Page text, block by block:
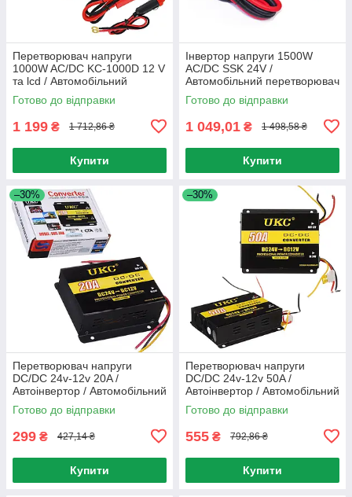
Перетворювач напруги
1000W AC/DC KC-1000D 12 V
та lcd / Автомобільний
інвертор
Готово до відправки
1 199 ₴ 1 712,86 ₴
Купити
Інвертор напруги 1500W
AC/DC SSK 24V /
Автомобільний перетворювач
/ Перетворювач напруги
Готово до відправки
1 049,01 ₴ 1 498,58 ₴
Купити
–30%
Перетворювач напруги
DC/DC 24v-12v 20A /
Автоінвертор / Автомобільний
інвертор
Готово до відправки
299 ₴ 427,14 ₴
Купити
–30%
Перетворювач напруги
DC/DC 24v-12v 50A /
Автоінвертор / Автомобільний
інвертор
Готово до відправки
555 ₴ 792,86 ₴
Купити